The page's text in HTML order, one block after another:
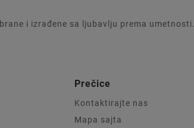
i izrađene sa ljubavlju prema umetnosti.
Prečice
Kontaktirajte nas
Mapa sajta